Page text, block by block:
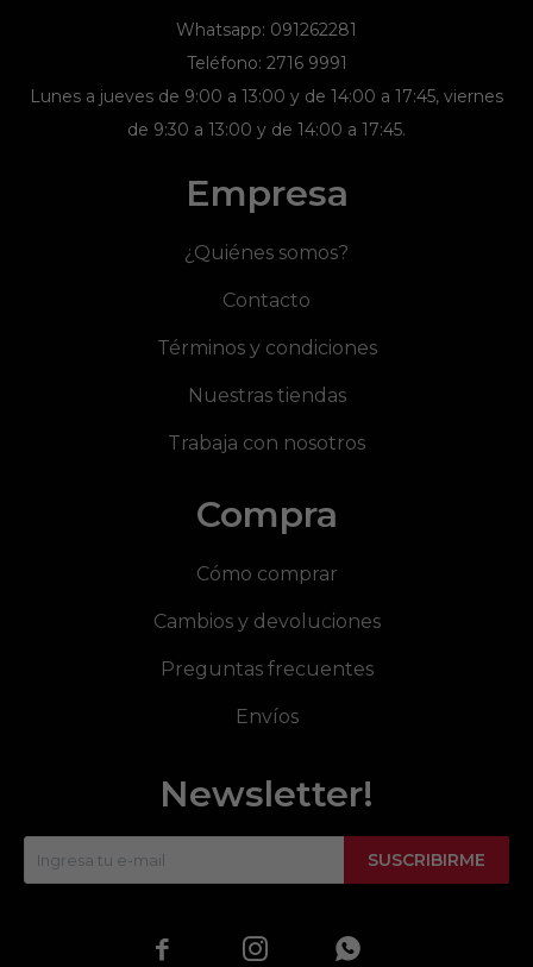
Whatsapp: 091262281
Teléfono: 2716 9991
Lunes a jueves de 9:00 a 13:00 y de 14:00 a 17:45, viernes
de 9:30 a 13:00 y de 14:00 a 17:45.
Empresa
¿Quiénes somos?
Contacto
Términos y condiciones
Nuestras tiendas
Trabaja con nosotros
Compra
Cómo comprar
Cambios y devoluciones
Preguntas frecuentes
Envíos
Newsletter!
SUSCRIBIRME
  